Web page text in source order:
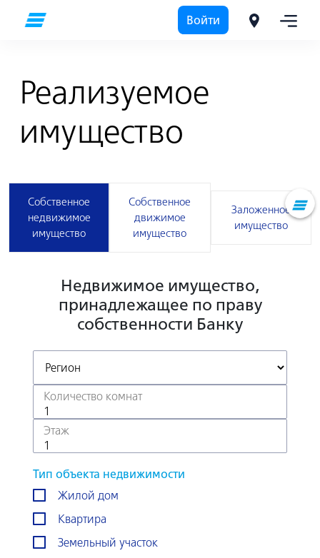
Войти
Реализуемое
имущество
Собственное
недвижимое
имущество
Собственное
движимое
имущество
Заложенное
имущество
Недвижимое имущество,
принадлежащее по праву
собственности Банку
Тип объекта недвижимости
Жилой дом
Квартира
Земельный участок